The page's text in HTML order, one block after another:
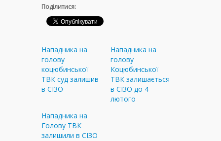
Поділитися:
Нападника на
голову
коцюбинської
ТВК суд залишив
в СІЗО
Нападника на
голову
Коцюбинської
ТВК залишається
в СІЗО до 4
лютого
Нападника на
Голову ТВК
залишили в СІЗО